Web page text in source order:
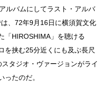
ルバムにしてラスト・アルバ
、72年9月16日に横須賀文化
「HIROSHIMA」を聴ける
を挟む25分近くにも及ぶ長尺
タジオ・ヴァージョンがライ
ったのだ。